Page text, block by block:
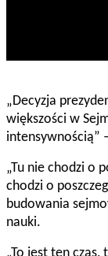
„Decyzja
większości w
intensywnością”
„Tu nie chodzi o
chodzi o
budowania
nauki.